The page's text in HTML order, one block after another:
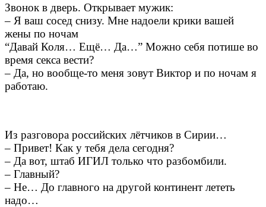
Звонок в дверь. Открывает мужик:
– Я ваш сосед снизу. Мне надоели крики вашей
жены по ночам
“Давай Коля… Ещё… Да…” Можно себя потише во
время секса вести?
– Да, но вообще-то меня зовут Виктор и по ночам я
работаю.
Из разговора российских лётчиков в Сирии…
– Привет! Как у тебя дела сегодня?
– Да вот, штаб ИГИЛ только что разбомбили.
– Главный?
– Не… До главного на другой континент лететь
надо…